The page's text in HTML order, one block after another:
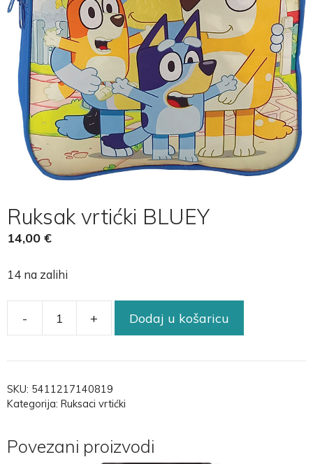
Ruksak vrtićki BLUEY
14,00 €
14 na zalihi
- + Dodaj u košaricu
SKU: 5411217140819
Kategorija: Ruksaci vrtićki
Povezani proizvodi